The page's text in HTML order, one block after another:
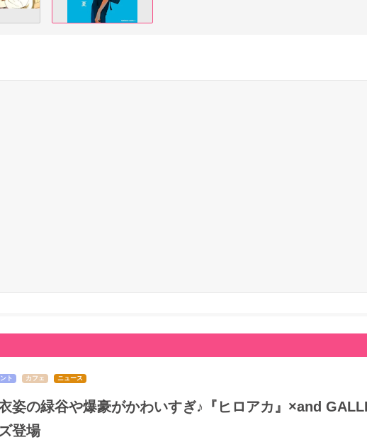
ト カフェ ニュース
姿の緑谷や爆豪がかわいすぎ♪『ヒロアカ』×and
登場